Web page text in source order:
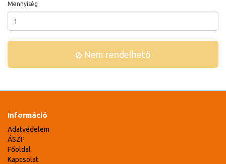
Mennyiség
Nem rendelhető
Információ
Adatvédelem
ÁSZF
Főoldal
Kapcsolat